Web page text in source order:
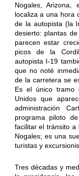
Nogales,
localiza a una hora
de la autopista (la
desierto: plantas
parecen estar
picos de la
autopista I-19
que no noté
de la carretera se
Es el único tramo
Unidos que
administración
programa piloto
facilitar el tránsito a
Nogales; es una
turistas y
Tres décadas y